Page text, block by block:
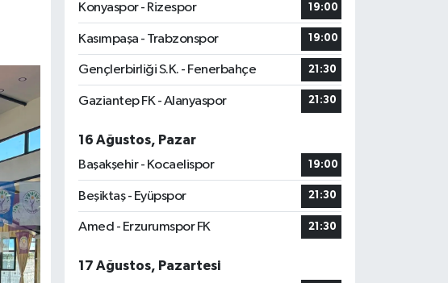
Konyaspor - Rizespor
19:00
Kasımpaşa - Trabzonspor 19:00
Gençlerbirliği S.K. - Fenerbahçe 21:30
Gaziantep FK - Alanyaspor 21:30
16 Ağustos, Pazar
Başakşehir - Kocaelispor
19:00
Beşiktaş - Eyüpspor 21:30
Amed - Erzurumspor FK 21:30
17 Ağustos, Pazartesi